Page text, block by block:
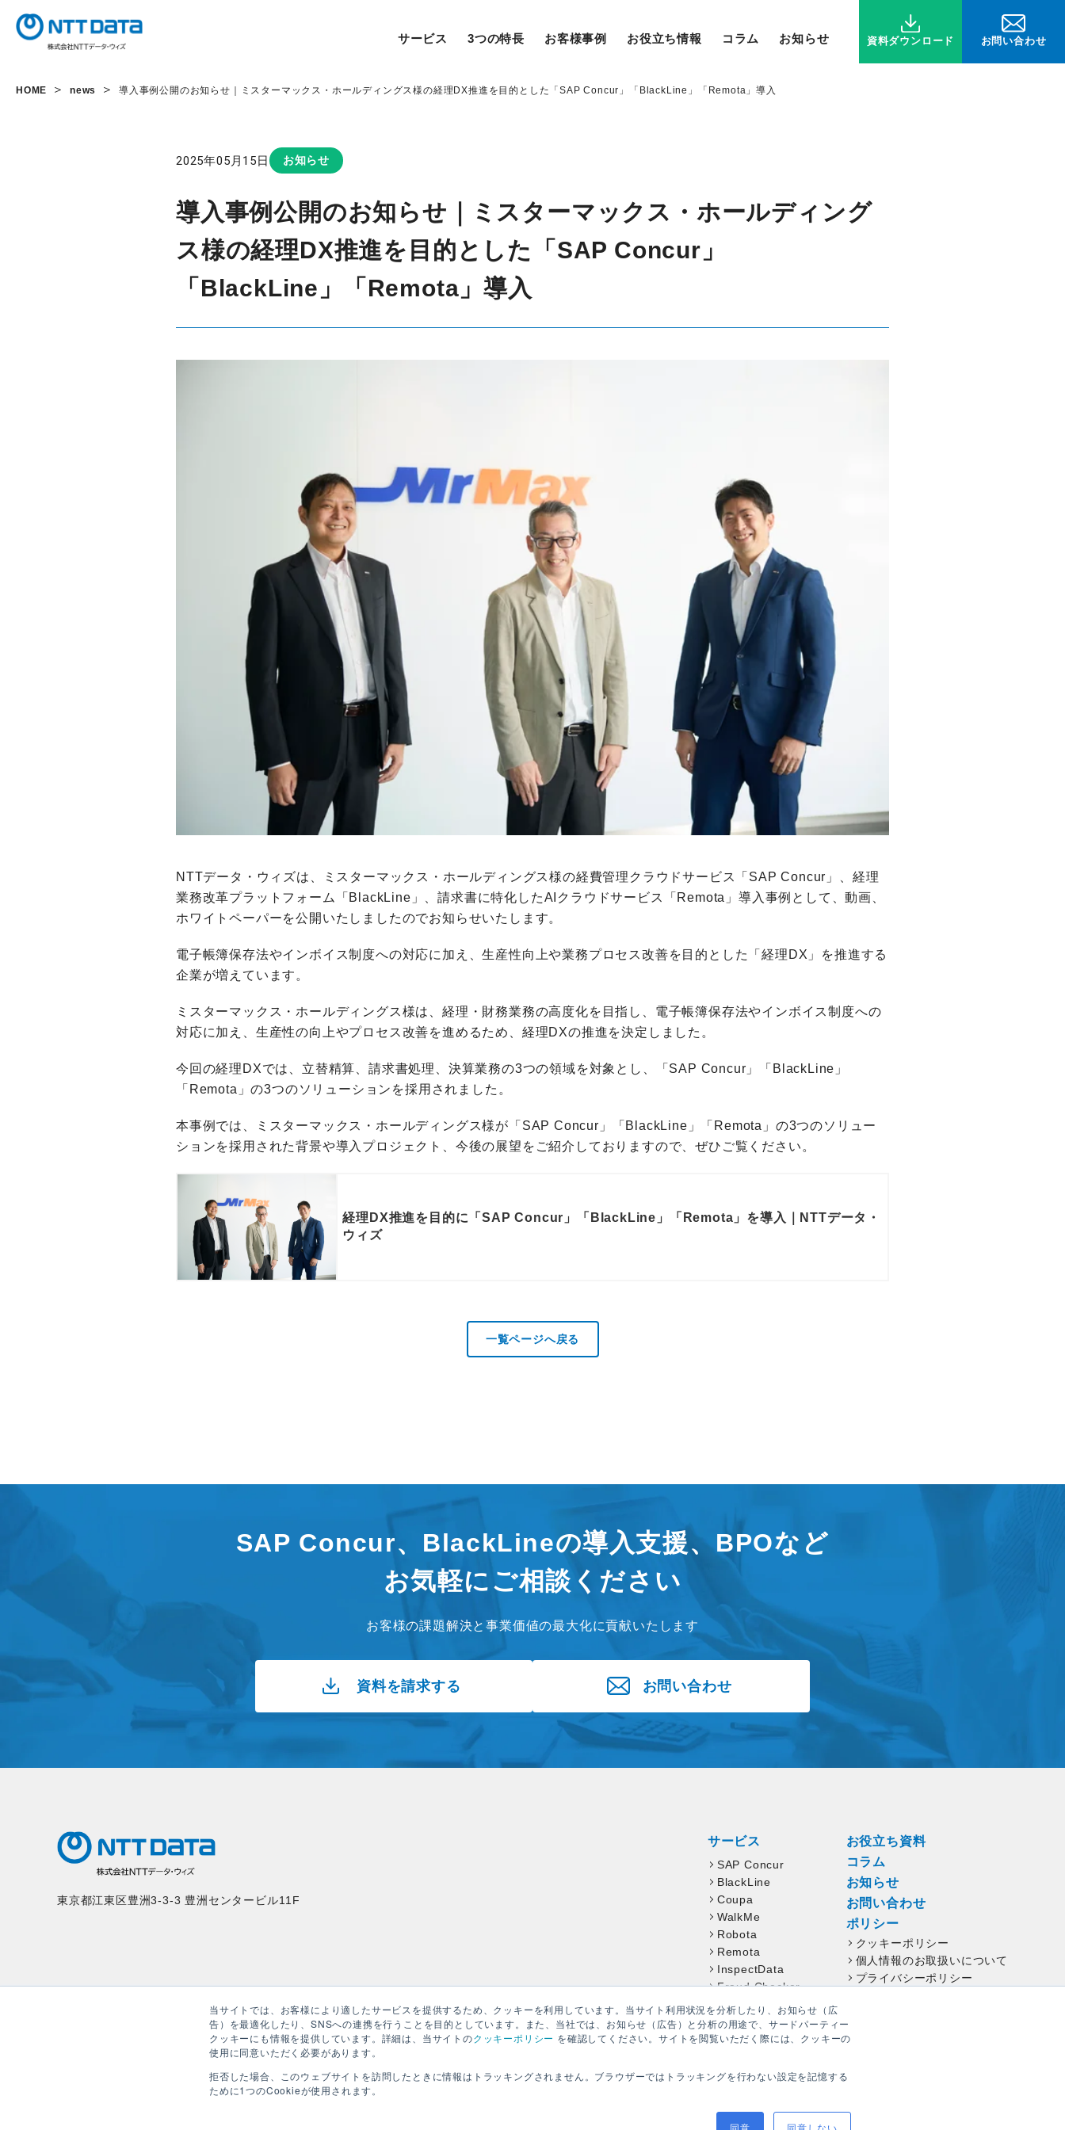
当サイトでは、お客様により適したサービスを提供するため、クッキーを利用しています。当サイト利用状況を分析したり、お知らせ（広
告）を最適化したり、SNSへの連携を行うことを目的としています。また、当社では、お知らせ（広告）と分析の用途で、サードパーティー
クッキーにも情報を提供しています。詳細は、当サイトのクッキーポリシー を確認してください。サイトを閲覧いただく際には、クッキーの
使用に同意いただく必要があります。
拒否した場合、このウェブサイトを訪問したときに情報はトラッキングされません。ブラウザーではトラッキングを行わない設定を記憶する
ために1つのCookieが使用されます。
同意 同意しない
サービス 3つの特長 お客様事例 お役立ち情報 コラム お知らせ 資料ダウンロード お問い合わせ
HOME news 導入事例公開のお知らせ｜ミスターマックス・ホールディングス様の経理DX推進を目的とした「SAP Concur」「BlackLine」「Remota」導入
2025年05月15日 お知らせ
導入事例公開のお知らせ｜ミスターマックス・ホールディング
ス様の経理DX推進を目的とした「SAP Concur」
「BlackLine」「Remota」導入
NTTデータ・ウィズは、ミスターマックス・ホールディングス様の経費管理クラウドサービス「SAP Concur」、経理
業務改革プラットフォーム「BlackLine」、請求書に特化したAIクラウドサービス「Remota」導入事例として、動画、
ホワイトペーパーを公開いたしましたのでお知らせいたします。
電子帳簿保存法やインボイス制度への対応に加え、生産性向上や業務プロセス改善を目的とした「経理DX」を推進する
企業が増えています。
ミスターマックス・ホールディングス様は、経理・財務業務の高度化を目指し、電子帳簿保存法やインボイス制度への
対応に加え、生産性の向上やプロセス改善を進めるため、経理DXの推進を決定しました。
今回の経理DXでは、立替精算、請求書処理、決算業務の3つの領域を対象とし、「SAP Concur」「BlackLine」
「Remota」の3つのソリューションを採用されました。
本事例では、ミスターマックス・ホールディングス様が「SAP Concur」「BlackLine」「Remota」の3つのソリュー
ションを採用された背景や導入プロジェクト、今後の展望をご紹介しておりますので、ぜひご覧ください。
経理DX推進を目的に「SAP Concur」「BlackLine」「Remota」を導入｜NTTデータ・
ウィズ
一覧ページへ戻る
SAP Concur、BlackLineの導入支援、BPOなど
お気軽にご相談ください
お客様の課題解決と事業価値の最大化に貢献いたします
資料を請求する お問い合わせ
東京都江東区豊洲3-3-3 豊洲センタービル11F
サービス
SAP Concur
BlackLine
Coupa
WalkMe
Robota
Remota
InspectData
Fraud Checker
ユーザーサポートデスク
3つの特長
お客様事例
お役立ち資料
コラム
お知らせ
お問い合わせ
ポリシー
クッキーポリシー
個人情報のお取扱いについて
プライバシーポリシー